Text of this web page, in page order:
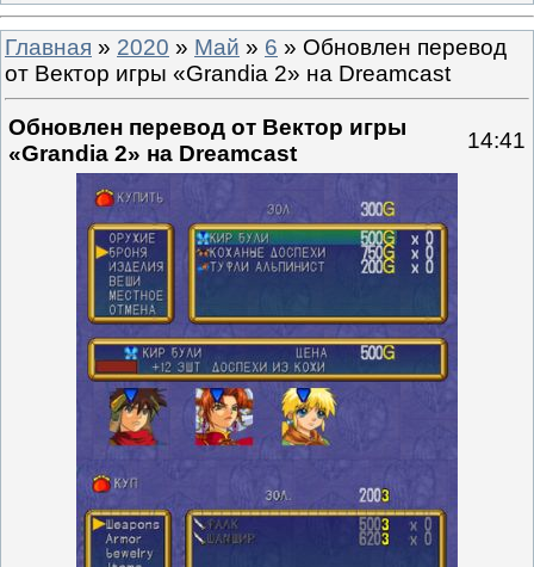
Главная » 2020 » Май » 6 » Обновлен перевод
от Вектор игры «Grandia 2» на Dreamcast
Обновлен перевод от Вектор игры
«Grandia 2» на Dreamcast
14:41